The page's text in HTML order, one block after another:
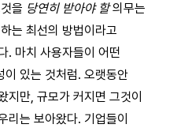
을 당연히 받아야 할의무는
는 최선의 방법이라고
. 마치 사용자들이 어떤
이 있는 것처럼. 오랫동안
지만, 규모가 커지면 그것이
리는 보아왔다. 기업들이